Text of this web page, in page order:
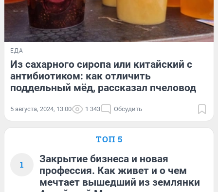
ЕДА
Из сахарного сиропа или китайский с
антибиотиком: как отличить
поддельный мёд, рассказал пчеловод
5 августа, 2024, 13:00 1 343 Обсудить
ТОП 5
1
Закрытие бизнеса и новая
профессия. Как живет и о чем
мечтает вышедший из землянки